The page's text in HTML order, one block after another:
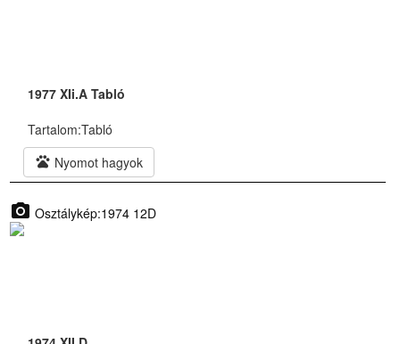
1977 XIi.A Tabló
Tartalom:Tabló
pets Nyomot hagyok
photo_camera Osztálykép:1974 12D